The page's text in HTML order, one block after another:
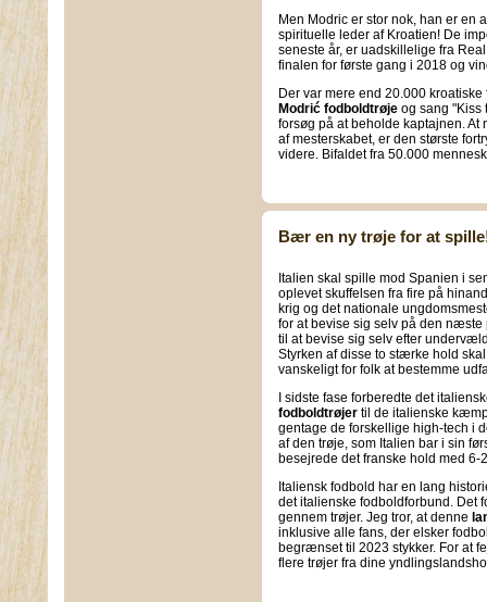
Men Modric er stor nok, han er en
spirituelle leder af Kroatien! De
seneste år, er uadskillelige fra
finalen for første gang i 2018 og
Der var mere end 20.000
Modrić fodboldtrøje og sang "Kiss
forsøg på at beholde kaptajnen.
af mesterskabet, er den største
videre. Bifaldet fra 50.000
Bær en ny trøje for at
Italien skal spille mod Spanien i
oplevet skuffelsen fra fire på
krig og det nationale
for at bevise sig selv på den
til at bevise sig selv efter
Styrken af disse to stærke hold
vanskeligt for folk at bestemme
I sidste fase forberedte det
fodboldtrøjer til de italienske
gentage de forskellige high-tech i
af den trøje, som Italien bar i sin
besejrede det franske hold med 6-
Italiensk fodbold har en lang
det italienske fodboldforbund. Det
gennem trøjer. Jeg tror, at denne
inklusive alle fans, der elsker
begrænset til 2023 stykker. For at
flere trøjer fra dine